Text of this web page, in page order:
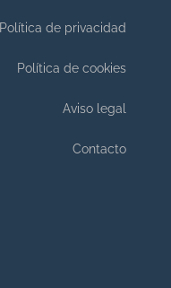
Política de privacidad
Política de cookies
Aviso legal
Contacto